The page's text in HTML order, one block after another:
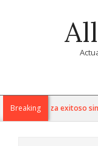
Navigation
MenuBreakingrealiza exitoso